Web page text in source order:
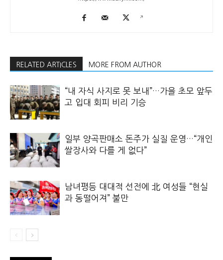
RELATED ARTICLES MORE FROM AUTHOR
“내 자식 사지로 못 보내”…가을 초모 앞두
고 입대 회피 비리 기승
일부 양곡판매소 돈주가 실질 운영…“개인
쌀장사와 다를 게 없다”
남녀평등 대대적 선전에 北 여성들 “현실
과 동떨어져” 불만